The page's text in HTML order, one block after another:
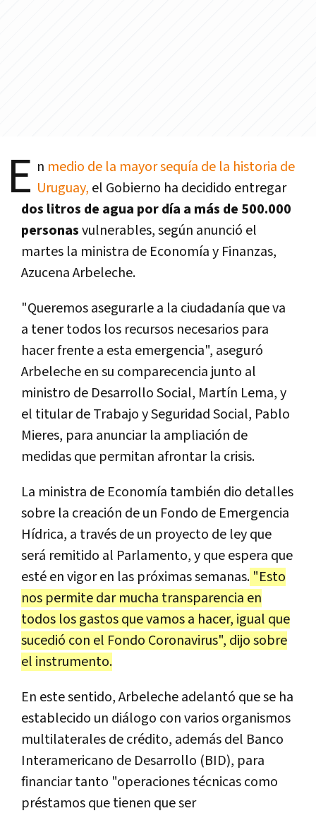
E n medio de la mayor sequía de la historia de
Uruguay, el Gobierno ha decidido entregar
dos litros de agua por día a más de 500.000
personasvulnerables, según anunció el
martes la ministra de Economía y Finanzas,
Azucena Arbeleche.
"Queremos asegurarle a la ciudadanía que va
a tener todos los recursos necesarios para
hacer frente a esta emergencia", aseguró
Arbeleche en su comparecencia junto al
ministro de Desarrollo Social, Martín Lema, y
el titular de Trabajo y Seguridad Social, Pablo
Mieres, para anunciar la ampliación de
medidas que permitan afrontar la crisis.
La ministra de Economía también dio detalles
sobre la creación de un Fondo de Emergencia
Hídrica, a través de un proyecto de ley que
será remitido al Parlamento, y que espera que
esté en vigor en las próximas semanas. "Esto
nos permite dar mucha transparencia en
todos los gastos que vamos a hacer, igual que
sucedió con el Fondo Coronavirus", dijo sobre
el instrumento.
En este sentido, Arbeleche adelantó que se ha
establecido un diálogo con varios organismos
multilaterales de crédito, además del Banco
Interamericano de Desarrollo (BID), para
financiar tanto "operaciones técnicas como
préstamos que tienen que ser